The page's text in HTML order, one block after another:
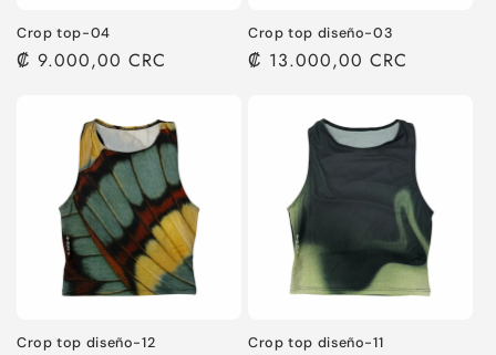
Crop top-04
Precio
₡ 9.000,00 CRC
Crop top diseño-03
Precio
₡ 13.000,00 CRC
Crop top diseño-12 Crop top diseño-11